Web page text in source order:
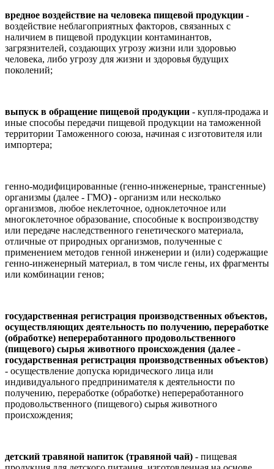
вредное воздействие на человека пищевой продукции -
воздействие неблагоприятных факторов, связанных с
наличием в пищевой продукции контаминантов,
загрязнителей, создающих угрозу жизни или здоровью
человека, либо угрозу для жизни и здоровья будущих
поколений;
выпуск в обращение пищевой продукции - купля-продажа и
иные способы передачи пищевой продукции на таможенной
территории Таможенного союза, начиная с изготовителя или
импортера;
генно-модифицированные (генно-инженерные, трансгенные)
организмы (далее - ГМО) - организм или несколько
организмов, любое неклеточное, одноклеточное или
многоклеточное образование, способные к воспроизводству
или передаче наследственного генетического материала,
отличные от природных организмов, полученные с
применением методов генной инженерии и (или) содержащие
генно-инженерный материал, в том числе гены, их фрагменты
или комбинации генов;
государственная регистрация производственных объектов,
осуществляющих деятельность по получению, переработке
(обработке) непереработанного продовольственного
(пищевого) сырья животного происхождения (далее -
государственная регистрация производственных объектов)
- осуществление допуска юридического лица или
индивидуального предпринимателя к деятельности по
получению, переработке (обработке) непереработанного
продовольственного (пищевого) сырья животного
происхождения;
детский травяной напиток (травяной чай) - пищевая